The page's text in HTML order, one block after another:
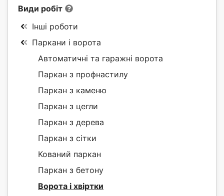
Види робіт
Інші роботи
Паркани і ворота
Автоматичні та гаражні ворота
Паркан з профнастилу
Паркан з каменю
Паркан з цегли
Паркан з дерева
Паркан з сітки
Кований паркан
Паркан з бетону
Ворота і хвіртки